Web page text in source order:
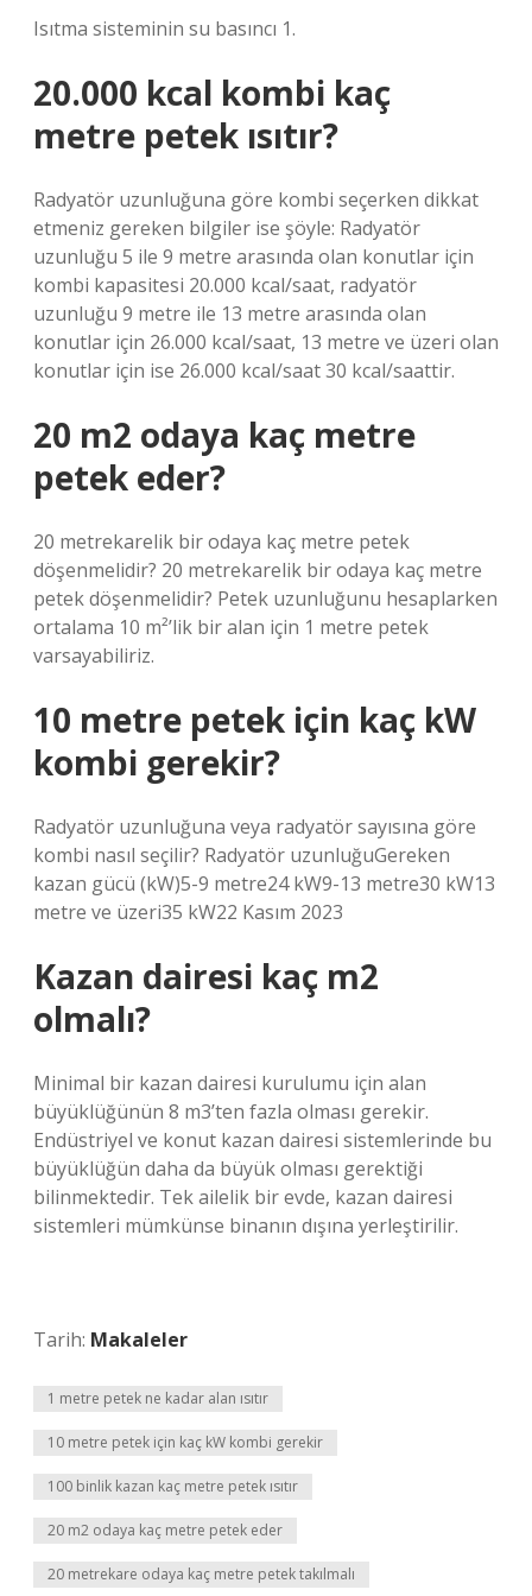
Isıtma sisteminin su basıncı 1.
20.000 kcal kombi kaç
metre petek ısıtır?
Radyatör uzunluğuna göre kombi seçerken dikkat
etmeniz gereken bilgiler ise şöyle: Radyatör
uzunluğu 5 ile 9 metre arasında olan konutlar için
kombi kapasitesi 20.000 kcal/saat, radyatör
uzunluğu 9 metre ile 13 metre arasında olan
konutlar için 26.000 kcal/saat, 13 metre ve üzeri olan
konutlar için ise 26.000 kcal/saat 30 kcal/saattir.
20 m2 odaya kaç metre
petek eder?
20 metrekarelik bir odaya kaç metre petek
döşenmelidir? 20 metrekarelik bir odaya kaç metre
petek döşenmelidir? Petek uzunluğunu hesaplarken
ortalama 10 m²’lik bir alan için 1 metre petek
varsayabiliriz.
10 metre petek için kaç kW
kombi gerekir?
Radyatör uzunluğuna veya radyatör sayısına göre
kombi nasıl seçilir? Radyatör uzunluğuGereken
kazan gücü (kW)5-9 metre24 kW9-13 metre30 kW13
metre ve üzeri35 kW22 Kasım 2023
Kazan dairesi kaç m2
olmalı?
Minimal bir kazan dairesi kurulumu için alan
büyüklüğünün 8 m3’ten fazla olması gerekir.
Endüstriyel ve konut kazan dairesi sistemlerinde bu
büyüklüğün daha da büyük olması gerektiği
bilinmektedir. Tek ailelik bir evde, kazan dairesi
sistemleri mümkünse binanın dışına yerleştirilir.
Tarih: Makaleler
1 metre petek ne kadar alan ısıtır
10 metre petek için kaç kW kombi gerekir
100 binlik kazan kaç metre petek ısıtır
20 m2 odaya kaç metre petek eder
20 metrekare odaya kaç metre petek takılmalı